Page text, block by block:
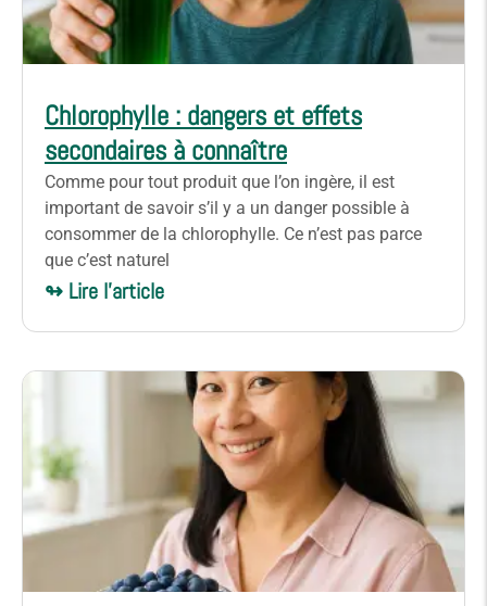
Chlorophylle : dangers et effets
secondaires à connaître
Comme pour tout produit que l’on ingère, il est
important de savoir s’il y a un danger possible à
consommer de la chlorophylle. Ce n’est pas parce
que c’est naturel
↬ Lire l'article